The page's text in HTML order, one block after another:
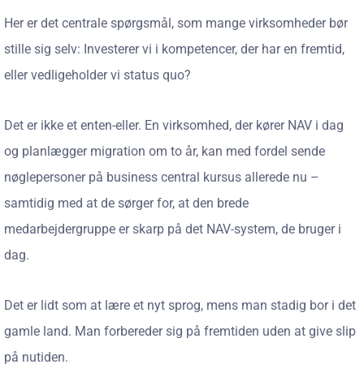
Her er det centrale spørgsmål, som mange virksomheder bør
stille sig selv: Investerer vi i kompetencer, der har en fremtid,
eller vedligeholder vi status quo?
Det er ikke et enten-eller. En virksomhed, der kører NAV i dag
og planlægger migration om to år, kan med fordel sende
nøglepersoner på business central kursus allerede nu –
samtidig med at de sørger for, at den brede
medarbejdergruppe er skarp på det NAV-system, de bruger i
dag.
Det er lidt som at lære et nyt sprog, mens man stadig bor i det
gamle land. Man forbereder sig på fremtiden uden at give slip
på nutiden.